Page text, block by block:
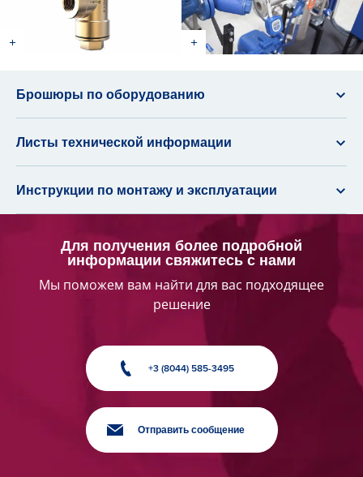
Брошюры по оборудованию
Листы технической информации
Инструкции по монтажу и эксплуатации
Для получения более подробной
информации свяжитесь с нами
Мы поможем вам найти для вас подходящее
решение
+3 (8044) 585-3495
Отправить сообщение